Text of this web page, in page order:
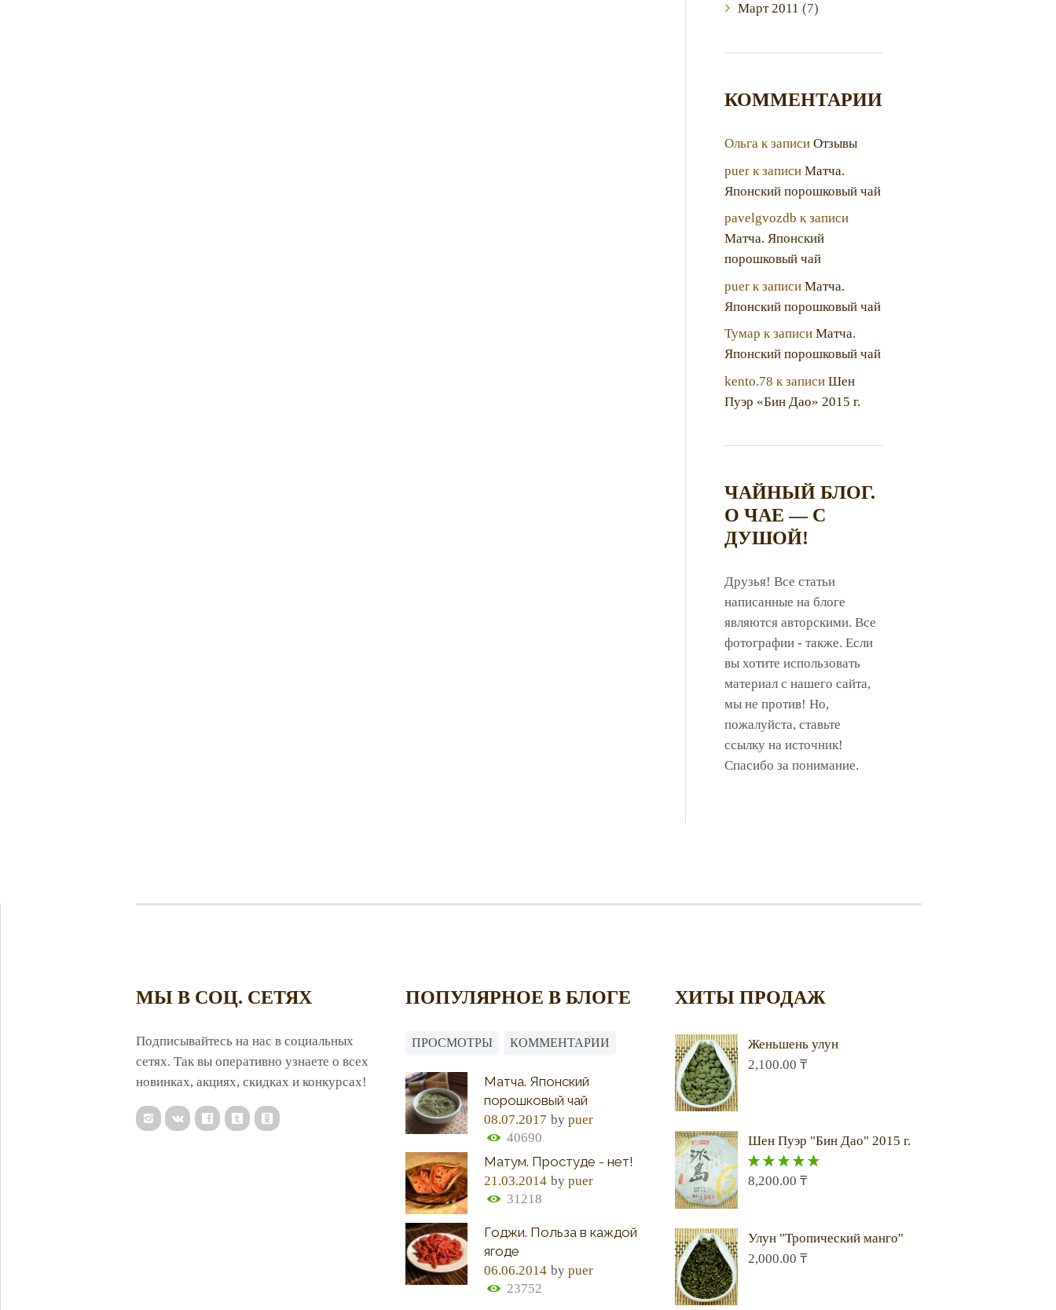
Март2011 (7)
КОММЕНТАРИИ
Ольгак записи Отзывы
puerк записи Матча.
Японский порошковый чай
pavelgvozdb к записи
Матча. Японский
порошковый чай
puerк записи Матча.
Японский порошковый чай
Тумар к записи Матча.
Японский порошковый чай
kento.78 к записи Шен
Пуэр «Бин Дао» 2015 г.
ЧАЙНЫЙ БЛОГ.
О ЧАЕ — С
ДУШОЙ!
Друзья! Все статьи
написанные на блоге
являются авторскими. Все
фотографии - также. Если
вы хотите использовать
материал с нашего сайта,
мы не против! Но,
пожалуйста, ставьте
ссылку на источник!
Спасибо за понимание.
МЫ В СОЦ. СЕТЯХ
Подписывайтесь на нас в социальных
сетях. Так вы оперативно узнаете о всех
новинках, акциях, скидках и конкурсах!
ПОПУЛЯРНОЕ В БЛОГЕ
ПРОСМОТРЫ КОММЕНТАРИИ
Матча. Японский
порошковый чай
08.07.2017 bypuer
40690
Матум. Простуде - нет!
21.03.2014 bypuer
31218
Годжи. Польза в каждой
ягоде
06.06.2014 bypuer
23752
ХИТЫ ПРОДАЖ
Женьшень улун
2,100.00 ₸
Шен Пуэр "Бин Дао" 2015 г.
Оценка5.00
8,200.00 ₸
Улун "Тропический манго"
2,000.00 ₸